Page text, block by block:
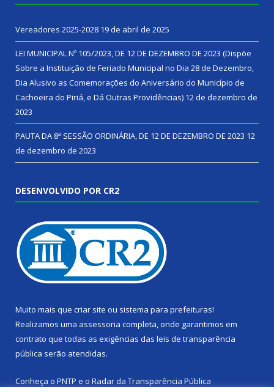
Vereadores 2025-2028 19 de abril de 2025
LEI MUNICIPAL Nº 105/2023, DE 12 DE DEZEMBRO DE 2023 (Dispõe
Sobre a Instituição de Feriado Municipal no Dia 28 de Dezembro,
Dia Alusivo as Comemorações do Aniversário do Município de
Cachoeira do Piriá, e Dá Outras Providências) 12 de dezembro de
2023
PAUTA DA 8ª SESSÃO ORDINÁRIA, DE 12 DE DEZEMBRO DE 2023 12
de dezembro de 2023
DESENVOLVIDO POR CR2
Muito mais que criar site ou sistema para prefeituras!
Realizamos uma assessoria completa, onde garantimos em
contrato que todas as exigências das leis de transparência
pública serão atendidas.
Conheça o PNTP e o Radar da Transparência Pública